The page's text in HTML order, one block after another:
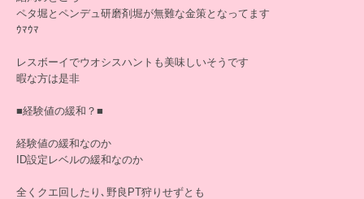
ペタ堀とペンデュ研磨剤堀が無難な金策となってます
ｳﾏｳﾏ
レスボーイでウオシスハントも美味しいそうです
暇な方は是非
■経験値の緩和？■
経験値の緩和なのか
ID設定レベルの緩和なのか
全くクエ回したり､野良PT狩りせずとも